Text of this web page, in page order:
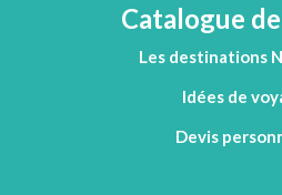
Catalogue
Les destinations
Idées de
Devis